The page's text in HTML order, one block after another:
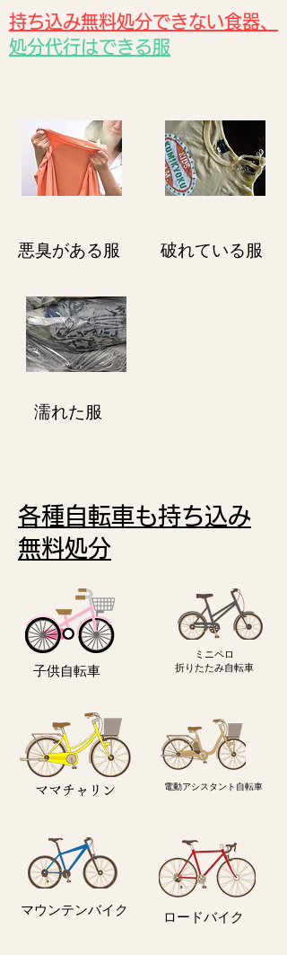
持ち込み無料処分できない食器、
処分代行はできる服
悪臭がある服 破れている服
濡れた服
各種自転車も持ち込み
無料処分
子供自転車
ミニペロ
​折りたたみ自転車
ママチャリン 電動アシスタント自転車
マウンテンバイク ロードバイク